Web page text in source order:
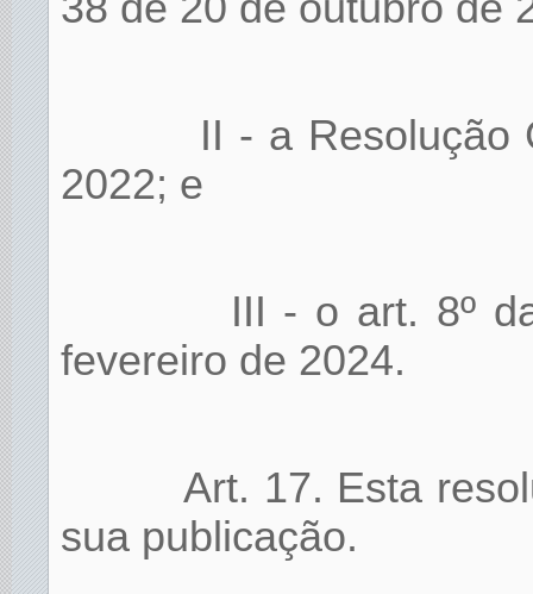
II - a Resolução
2022; e
III - o art. 8º
fevereiro de 2024.
Art. 17. Esta
sua publicação.